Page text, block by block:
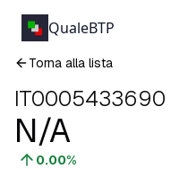
QualeBTP
Torna alla lista
IT0005433690
N/A
0.00%